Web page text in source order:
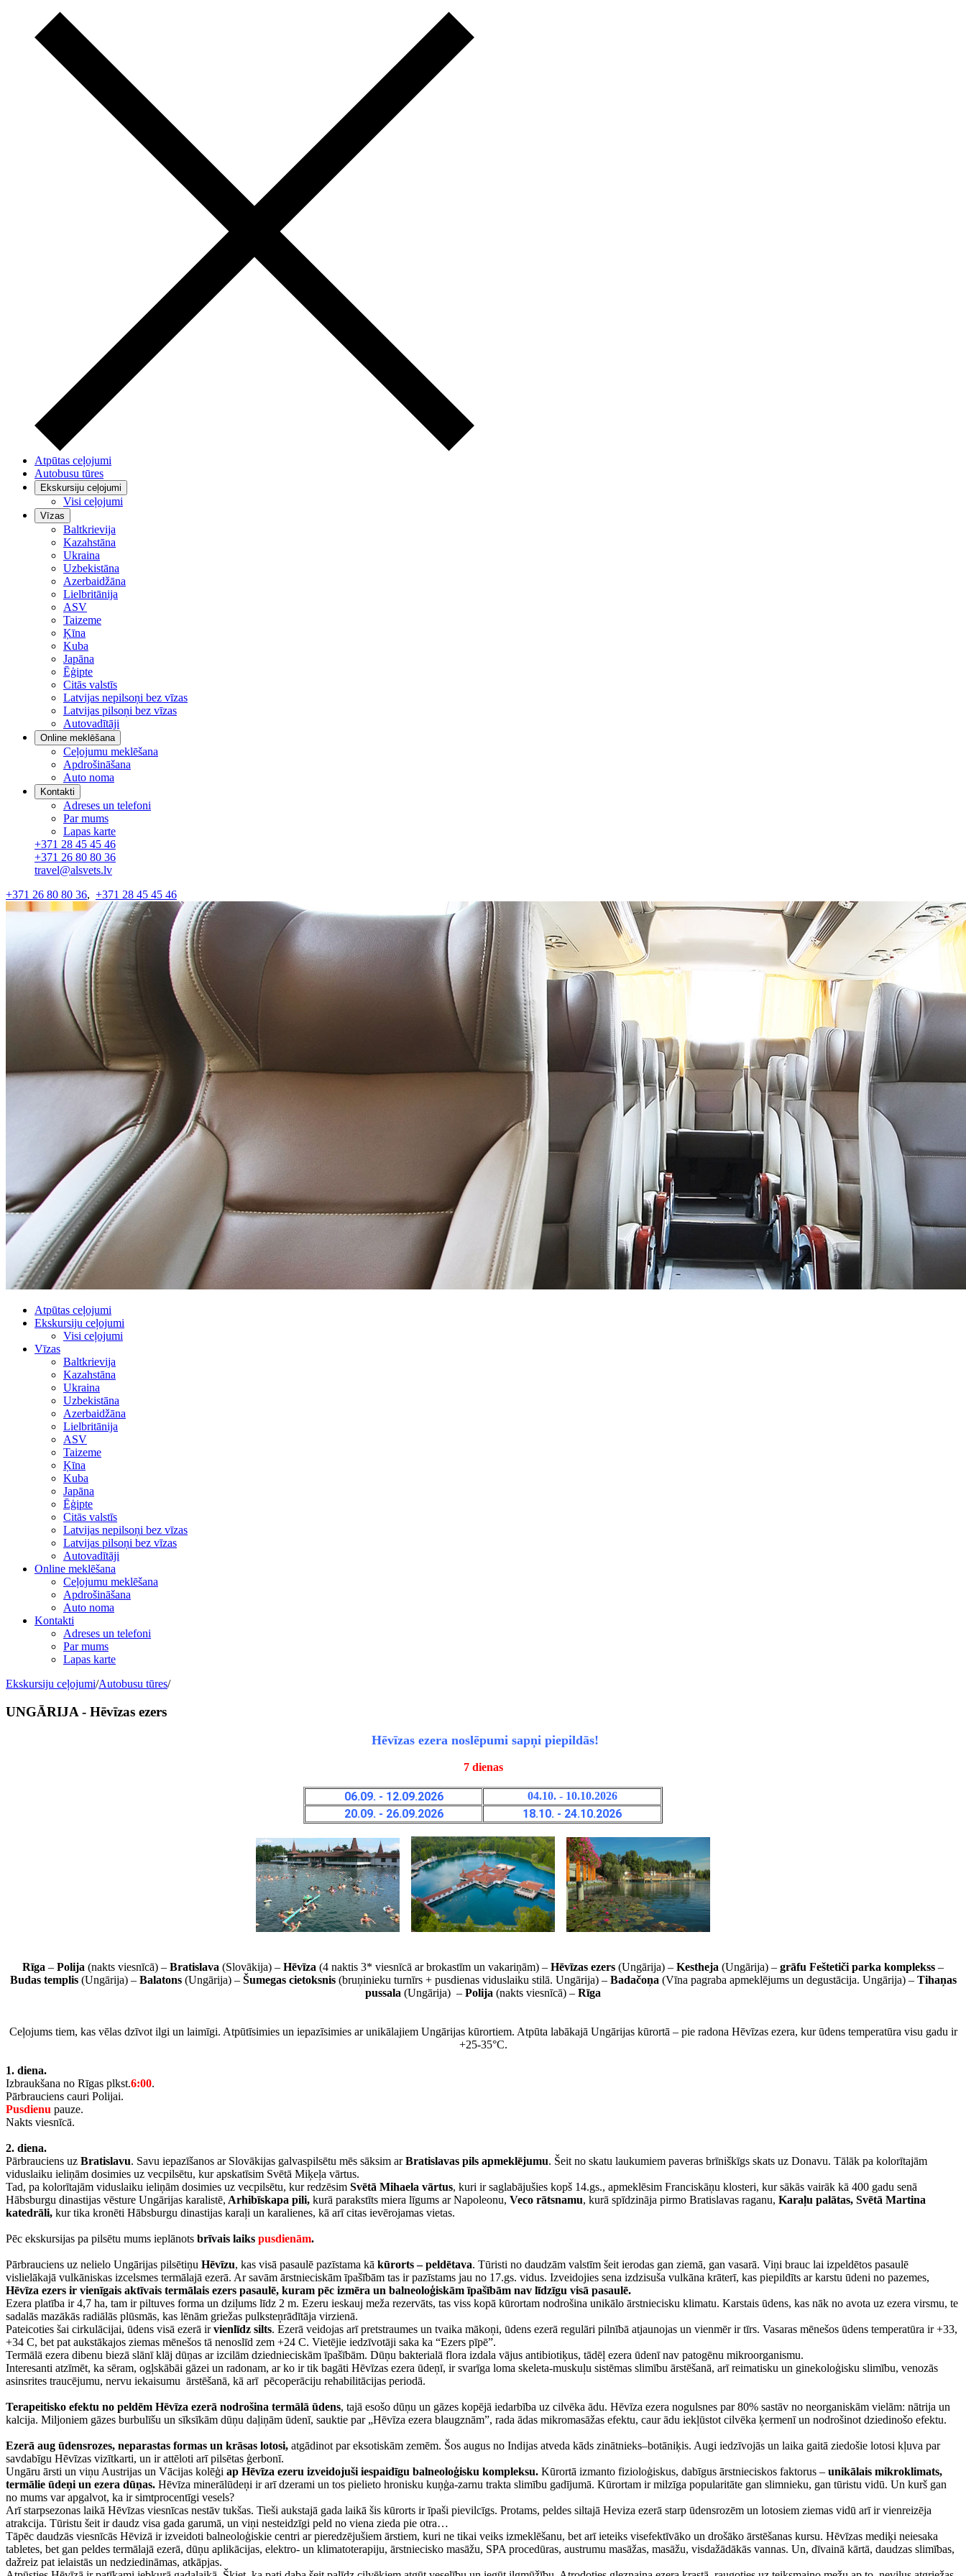
Atpūtas ceļojumi
Autobusu tūres
Ekskursiju ceļojumi
Visi ceļojumi
Vīzas
Baltkrievija
Kazahstāna
Ukraina
Uzbekistāna
Azerbaidžāna
Lielbritānija
ASV
Taizeme
Ķīna
Kuba
Japāna
Ēģipte
Citās valstīs
Latvijas nepilsoņi bez vīzas
Latvijas pilsoņi bez vīzas
Autovadītāji
Online meklēšana
Ceļojumu meklēšana
Apdrošināšana
Auto noma
Kontakti
Adreses un telefoni
Par mums
Lapas karte
+371 28 45 45 46
+371 26 80 80 36
travel@alsvets.lv
+371 26 80 80 36, +371 28 45 45 46
Atpūtas ceļojumi
Ekskursiju ceļojumi
Visi ceļojumi
Vīzas
Baltkrievija
Kazahstāna
Ukraina
Uzbekistāna
Azerbaidžāna
Lielbritānija
ASV
Taizeme
Ķīna
Kuba
Japāna
Ēģipte
Citās valstīs
Latvijas nepilsoņi bez vīzas
Latvijas pilsoņi bez vīzas
Autovadītāji
Online meklēšana
Ceļojumu meklēšana
Apdrošināšana
Auto noma
Kontakti
Adreses un telefoni
Par mums
Lapas karte
Ekskursiju ceļojumi/Autobusu tūres/
UNGĀRIJA - Hēvīzas ezers
Hēvīzas ezera noslēpumi sapņi piepildās!
7 dienas
06.09. - 12.09.2026 04.10. - 10.10.2026
20.09. - 26.09.2026 18.10. - 24.10.2026
Rīga – Polija (nakts viesnīcā) – Bratislava (Slovākija) – Hēvīza (4 naktis 3* viesnīcā ar brokastīm un vakariņām) – Hēvīzas ezers (Ungārija) – Kestheja (Ungārija) – grāfu Feštetiči parka komplekss –
Budas templis (Ungārija) – Balatons(Ungārija) – Šumegas cietoksnis(bruņinieku turnīrs + pusdienas viduslaiku stilā. Ungārija) – Badačoņa(Vīna pagraba apmeklējums un degustācija. Ungārija) – Tihaņas
pussala (Ungārija) – Polija (nakts viesnīcā) – Rīga
Ceļojums tiem, kas vēlas dzīvot ilgi un laimīgi. Atpūtīsimies un iepazīsimies ar unikālajiem Ungārijas kūrortiem. Atpūta labākajā Ungārijas kūrortā – pie radona Hēvīzas ezera, kur ūdens temperatūra visu gadu ir
+25-35°C.
1. diena.
Izbraukšana no Rīgas plkst.6:00.
Pārbrauciens cauri Polijai.
Pusdienu pauze.
Nakts viesnīcā.
2. diena.
Pārbrauciens uz Bratislavu. Savu iepazīšanos ar Slovākijas galvaspilsētu mēs sāksim arBratislavas pils apmeklējumu. Šeit no skatu laukumiem paveras brīniškīgs skats uz Donavu. Tālāk pa kolorītajām
viduslaiku ieliņām dosimies uz vecpilsētu, kur apskatīsim Svētā Miķeļa vārtus.
Tad, pa kolorītajām viduslaiku ieliņām dosimies uz vecpilsētu, kur redzēsim Svētā Mihaela vārtus, kuri ir saglabājušies kopš 14.gs., apmeklēsim Franciskāņu klosteri, kur sākās vairāk kā 400 gadu senā
Hābsburgu dinastijas vēsture Ungārijas karalistē, Arhibīskapa pili, kurā parakstīts miera līgums ar Napoleonu, Veco rātsnamu, kurā spīdzināja pirmo Bratislavas raganu, Karaļu palātas, Svētā Martina
katedrāli, kur tika kronēti Hābsburgu dinastijas karaļi un karalienes, kā arī citas ievērojamas vietas.
Pēc ekskursijas pa pilsētu mums ieplānots brīvais laiks pusdienām.
Pārbrauciens uz nelielo Ungārijas pilsētiņu Hēvīzu, kas visā pasaulē pazīstama kā kūrorts – peldētava. Tūristi no daudzām valstīm šeit ierodas gan ziemā, gan vasarā. Viņi brauc lai izpeldētos pasaulē
vislielākajā vulkāniskas izcelsmes termālajā ezerā. Ar savām ārstnieciskām īpašībām tas ir pazīstams jau no 17.gs. vidus. Izveidojies sena izdzisuša vulkāna krāterī, kas piepildīts ar karstu ūdeni no pazemes,
Hēvīza ezers ir vienīgais aktīvais termālais ezers pasaulē, kuram pēc izmēra un balneoloģiskām īpašībām nav līdzīgu visā pasaulē.
Ezera platība ir 4,7 ha, tam ir piltuves forma un dziļums līdz 2 m. Ezeru ieskauj meža rezervāts, tas viss kopā kūrortam nodrošina unikālo ārstniecisku klimatu. Karstais ūdens, kas nāk no avota uz ezera virsmu, te
sadalās mazākās radiālās plūsmās, kas lēnām griežas pulksteņrādītāja virzienā.
Pateicoties šai cirkulācijai, ūdens visā ezerā irvienlīdz silts. Ezerā veidojas arī pretstraumes un tvaika mākoņi, ūdens ezerā regulāri pilnībā atjaunojas un vienmēr ir tīrs. Vasaras mēnešos ūdens temperatūra ir +33,
+34 C, bet pat aukstākajos ziemas mēnešos tā nenoslīd zem +24 C. Vietējie iedzīvotāji saka ka “Ezers pīpē”.
Termālā ezera dibenu biezā slānī klāj dūņas ar izcilām dziednieciskām īpašībām. Dūņu bakterialā flora izdala vājus antibiotiķus, tādēļ ezera ūdenī nav patogēnu mikroorganismu.
Interesanti atzīmēt, ka sēram, ogļskābāi gāzei un radonam, ar ko ir tik bagāti Hēvīzas ezera ūdeņī, ir svarīga loma skeleta-muskuļu sistēmas slimību ārstēšanā, arī reimatisku un ginekoloģisku slimību, venozās
asinsrites traucējumu, nervu iekaisumu ārstēšanā, kā arī pēcoperāciju rehabilitācijas periodā.
Terapeitisko efektu no peldēm Hēvīza ezerā nodrošina termālā ūdens, tajā esošo dūņu un gāzes kopējā iedarbība uz cilvēka ādu. Hēvīza ezera nogulsnes par 80% sastāv no neorganiskām vielām: nātrija un
kalcija. Miljoniem gāzes burbulīšu un sīksīkām dūņu daļiņām ūdenī, sauktie par „Hēvīza ezera blaugznām”, rada ādas mikromasāžas efektu, caur ādu iekļūstot cilvēka ķermenī un nodrošinot dziedinošo efektu.
Ezerā aug ūdensrozes, neparastas formas un krāsas lotosi, atgādinot par eksotiskām zemēm. Šos augus no Indijas atveda kāds zinātnieks–botāniķis. Augi iedzīvojās un laika gaitā ziedošie lotosi kļuva par
savdabīgu Hēvīzas vizītkarti, un ir attēloti arī pilsētas ģerbonī.
Ungāru ārsti un viņu Austrijas un Vācijas kolēģi ap Hēvīza ezeru izveidojuši iespaidīgu balneoloģisku kompleksu. Kūrortā izmanto fizioloģiskus, dabīgus ārstnieciskos faktorus – unikālais mikroklimats,
termālie ūdeņi un ezera dūņas. Hēvīza minerālūdeņi ir arī dzerami un tos pielieto hronisku kuņģa-zarnu trakta slimību gadījumā. Kūrortam ir milzīga popularitāte gan slimnieku, gan tūristu vidū. Un kurš gan
no mums var apgalvot, ka ir simtprocentīgi vesels?
Arī starpsezonas laikā Hēvīzas viesnīcas nestāv tukšas. Tieši aukstajā gada laikā šis kūrorts ir īpaši pievilcīgs. Protams, peldes siltajā Heviza ezerā starp ūdensrozēm un lotosiem ziemas vidū arī ir vienreizēja
atrakcija. Tūristu šeit ir daudz visa gada garumā, un viņi nesteidzīgi peld no viena zieda pie otra…
Tāpēc daudzās viesnīcās Hēvizā ir izveidoti balneoloģiskie centri ar pieredzējušiem ārstiem, kuri ne tikai veiks izmeklēšanu, bet arī ieteiks visefektīvāko un drošāko ārstēšanas kursu. Hēvīzas mediķi neiesaka
tabletes, bet gan peldes termālajā ezerā, dūņu aplikācijas, elektro- un klimatoterapiju, ārstniecisko masāžu, SPA procedūras, austrumu masāžas, masāžu, visdažādākās vannas. Un, dīvainā kārtā, daudzas slimības,
dažreiz pat ielaistās un nedziedināmas, atkāpjas.